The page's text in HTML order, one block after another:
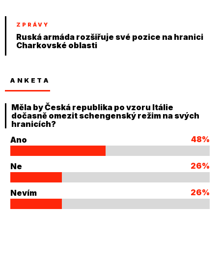
ZPRÁVY
Ruská armáda rozšiřuje své pozice na hranici
Charkovské oblasti
ANKETA
Měla by Česká republika po vzoru Itálie
dočasně omezit schengenský režim na svých
hranicích?
Ano
48%
Ne 26%
Nevím 26%